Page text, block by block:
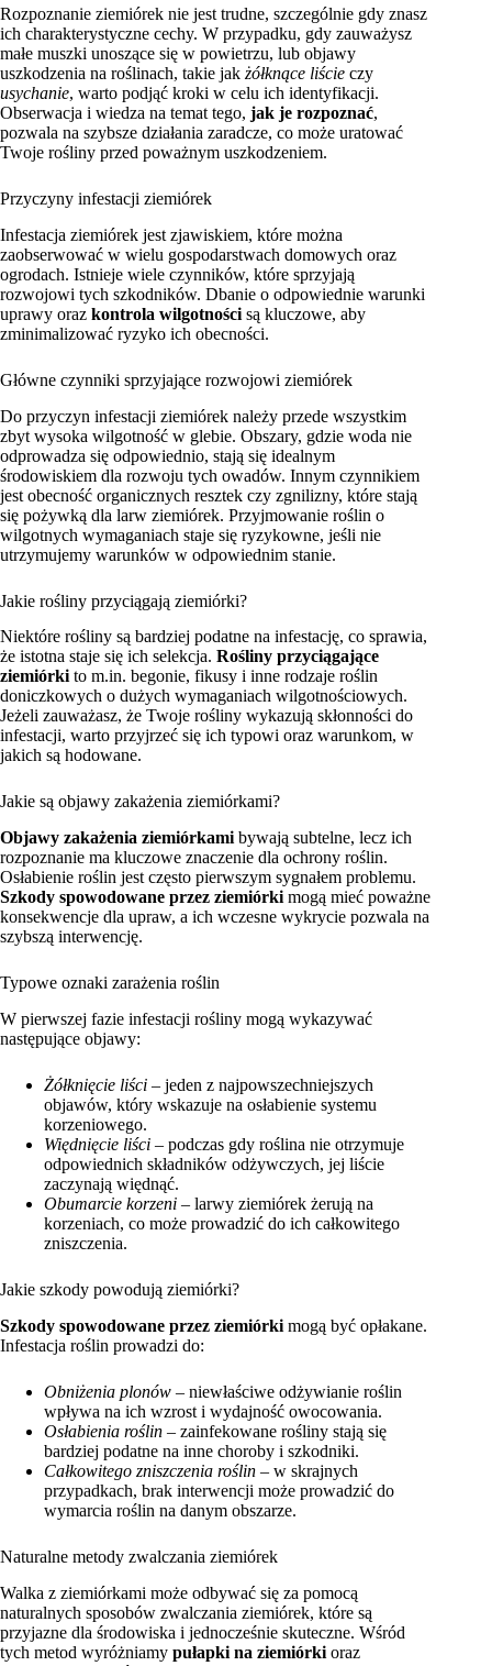
Rozpoznanie ziemiórek nie jest trudne, szczególnie gdy znasz
ich charakterystyczne cechy. W przypadku, gdy zauważysz
małe muszki unoszące się w powietrzu, lub objawy
uszkodzenia na roślinach, takie jak żółknące liście czy
usychanie, warto podjąć kroki w celu ich identyfikacji.
Obserwacja i wiedza na temat tego, jak je rozpoznać,
pozwala na szybsze działania zaradcze, co może uratować
Twoje rośliny przed poważnym uszkodzeniem.
Przyczyny infestacji ziemiórek
Infestacja ziemiórek jest zjawiskiem, które można
zaobserwować w wielu gospodarstwach domowych oraz
ogrodach. Istnieje wiele czynników, które sprzyjają
rozwojowi tych szkodników. Dbanie o odpowiednie warunki
uprawy oraz kontrola wilgotności są kluczowe, aby
zminimalizować ryzyko ich obecności.
Główne czynniki sprzyjające rozwojowi ziemiórek
Do przyczyn infestacji ziemiórek należy przede wszystkim
zbyt wysoka wilgotność w glebie. Obszary, gdzie woda nie
odprowadza się odpowiednio, stają się idealnym
środowiskiem dla rozwoju tych owadów. Innym czynnikiem
jest obecność organicznych resztek czy zgnilizny, które stają
się pożywką dla larw ziemiórek. Przyjmowanie roślin o
wilgotnych wymaganiach staje się ryzykowne, jeśli nie
utrzymujemy warunków w odpowiednim stanie.
Jakie rośliny przyciągają ziemiórki?
Niektóre rośliny są bardziej podatne na infestację, co sprawia,
że istotna staje się ich selekcja. Rośliny przyciągające
ziemiórkito m.in. begonie, fikusy i inne rodzaje roślin
doniczkowych o dużych wymaganiach wilgotnościowych.
Jeżeli zauważasz, że Twoje rośliny wykazują skłonności do
infestacji, warto przyjrzeć się ich typowi oraz warunkom, w
jakich są hodowane.
Jakie są objawy zakażenia ziemiórkami?
Objawy zakażenia ziemiórkami bywają subtelne, lecz ich
rozpoznanie ma kluczowe znaczenie dla ochrony roślin.
Osłabienie roślin jest często pierwszym sygnałem problemu.
Szkody spowodowane przez ziemiórki mogą mieć poważne
konsekwencje dla upraw, a ich wczesne wykrycie pozwala na
szybszą interwencję.
Typowe oznaki zarażenia roślin
W pierwszej fazie infestacji rośliny mogą wykazywać
następujące objawy:
Żółknięcie liści – jeden z najpowszechniejszych
objawów, który wskazuje na osłabienie systemu
korzeniowego.
Więdnięcie liści – podczas gdy roślina nie otrzymuje
odpowiednich składników odżywczych, jej liście
zaczynają więdnąć.
Obumarcie korzeni – larwy ziemiórek żerują na
korzeniach, co może prowadzić do ich całkowitego
zniszczenia.
Jakie szkody powodują ziemiórki?
Szkody spowodowane przez ziemiórki mogą być opłakane.
Infestacja roślin prowadzi do:
Obniżenia plonów – niewłaściwe odżywianie roślin
wpływa na ich wzrost i wydajność owocowania.
Osłabienia roślin – zainfekowane rośliny stają się
bardziej podatne na inne choroby i szkodniki.
Całkowitego zniszczenia roślin – w skrajnych
przypadkach, brak interwencji może prowadzić do
wymarcia roślin na danym obszarze.
Naturalne metody zwalczania ziemiórek
Walka z ziemiórkami może odbywać się za pomocą
naturalnych sposobów zwalczania ziemiórek, które są
przyjazne dla środowiska i jednocześnie skuteczne. Wśród
tych metod wyróżniamy pułapki na ziemiórki oraz